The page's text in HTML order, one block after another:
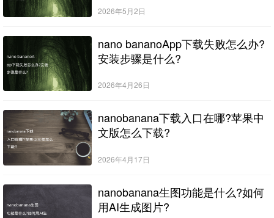
2026年5月2日
nano bananoApp下载失败怎么办?
安装步骤是什么?
2026年4月26日
nanobanana下载入口在哪?苹果中
文版怎么下载?
2026年4月17日
nanobanana生图功能是什么?如何
用AI生成图片?